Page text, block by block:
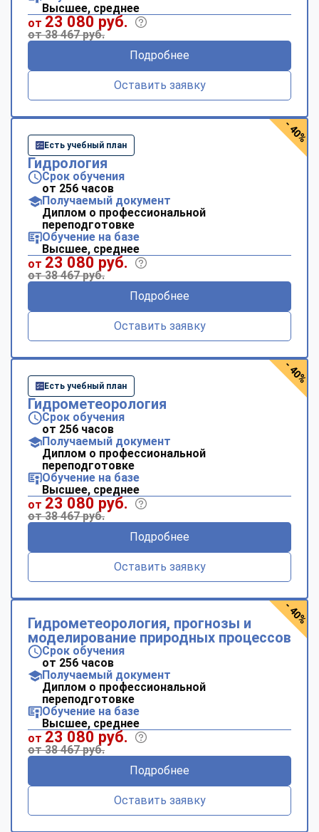
Высшее, среднее
от 23 080 руб.
от 38 467 руб.
Подробнее
Оставить заявку
Есть учебный план
Гидрология
Срок обучения
от 256 часов
Получаемый документ
Диплом о профессиональной
переподготовке
Обучение на базе
Высшее, среднее
от 23 080 руб.
от 38 467 руб.
Подробнее
Оставить заявку
- 40%
Есть учебный план
Гидрометеорология
Срок обучения
от 256 часов
Получаемый документ
Диплом о профессиональной
переподготовке
Обучение на базе
Высшее, среднее
от 23 080 руб.
от 38 467 руб.
Подробнее
Оставить заявку
- 40%
Гидрометеорология, прогнозы и
моделирование природных процессов
Срок обучения
от 256 часов
Получаемый документ
Диплом о профессиональной
переподготовке
Обучение на базе
Высшее, среднее
от 23 080 руб.
от 38 467 руб.
Подробнее
Оставить заявку
- 40%